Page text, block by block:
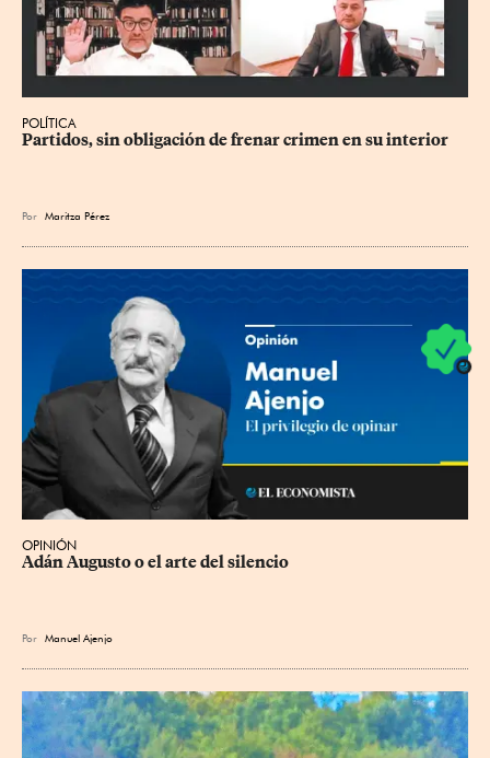
POLÍTICA
Partidos, sin obligación de frenar crimen en su interior
Por Maritza Pérez
OPINIÓN
Adán Augusto o el arte del silencio
Por Manuel Ajenjo